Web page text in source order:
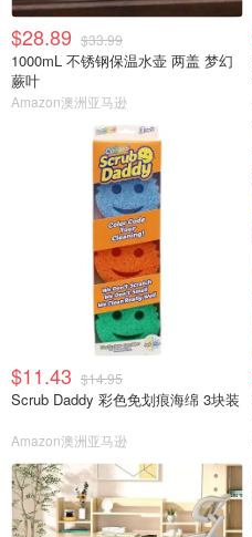
$28.89 $33.99
1000mL 不锈钢保温水壶 两盖 梦幻
蕨叶
Amazon澳洲亚马逊
$11.43 $14.95
Scrub Daddy 彩色免划痕海绵 3块装
Amazon澳洲亚马逊